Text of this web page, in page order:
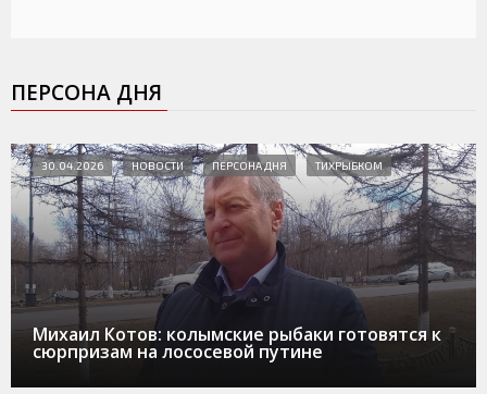
ПЕРСОНА ДНЯ
Михаил Котов: колымские рыбаки готовятся к
сюрпризам на лососевой путине
30.04.2026 НОВОСТИ ПЕРСОНА ДНЯ ТИХРЫБКОМ